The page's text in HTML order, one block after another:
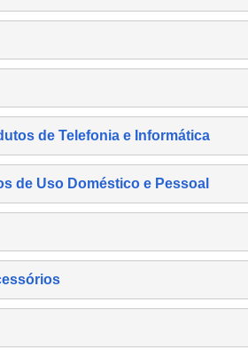
de Telefonia e Informática
de Uso Doméstico e Pessoal